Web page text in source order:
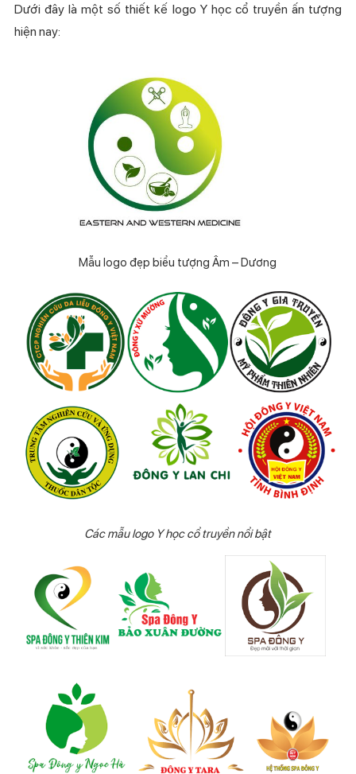
Dưới đây là một số thiết kế logo Y học cổ truyền ấn tượng
hiện nay:
Mẫu logo đẹp biểu tượng Âm – Dương
Các mẫu logo Y học cổ truyền nổi bật